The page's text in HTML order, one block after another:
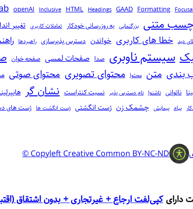
Formatting
GAAD
Headings
HTML
Inclusive
openAI
متنی بزرگنمایی به‌ روز‌رسانی خودکار تعاملات کاربری تغییر
دید خطا‌ های کاربری خواندن دسترس پذیرسازی راهبردها
سیستم ناوبری صدا صفحات لمسی صفحه خوان
بندی متن محتوا محتوای تصویری محتوای صوتی
ناتوانی ناشنوا نام‌ دسترس‌ پذیر نسبت کنتراست نشان‌ گر
پیام پیمایش چشمک زن ژست‌ انگشتی ژست‌ انگشت‌ ها ژست‌ های
Copyleft Creative Common BY-NC-ND ©
دارایکپی‌لفت ارجاع + غیرتجاری + بدون اشتقاق